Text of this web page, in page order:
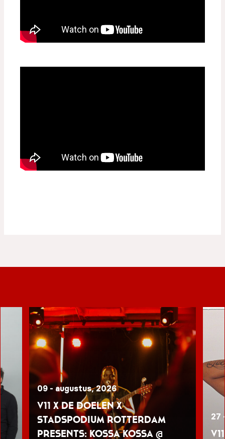
09 - augustus, 2026
V11 x De Doelen x
Stadspodium Rotterdam
presents: Kossa Kossa @
27